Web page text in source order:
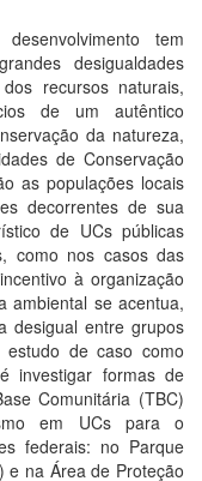
tem
desigualdades
recursos naturais,
de um autêntico
da natureza,
de Conservação
as populações locais
decorrentes de sua
de UCs públicas
como nos casos das
à organização
ambiental se acentua,
desigual entre grupos
estudo de caso como
investigar formas de
Comunitária (TBC)
em UCs para o
federais: no Parque
e na Área de Proteção